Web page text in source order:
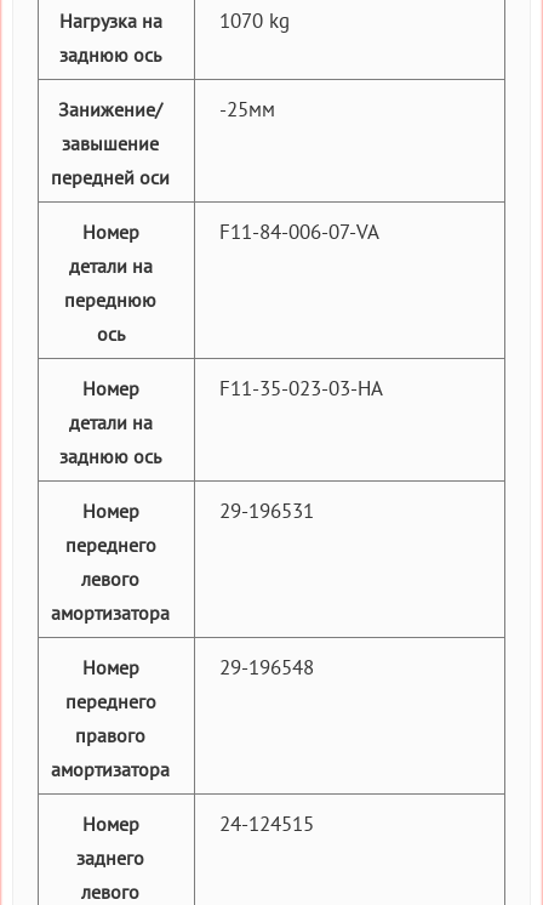
Нагрузка на
заднюю ось
1070 kg
Занижение/
завышение
передней оси
-25мм
Номер
детали на
переднюю
ось
F11-84-006-07-VA
Номер
детали на
заднюю ось
F11-35-023-03-HA
Номер
переднего
левого
амортизатора
29-196531
Номер
переднего
правого
амортизатора
29-196548
Номер
заднего
левого
24-124515